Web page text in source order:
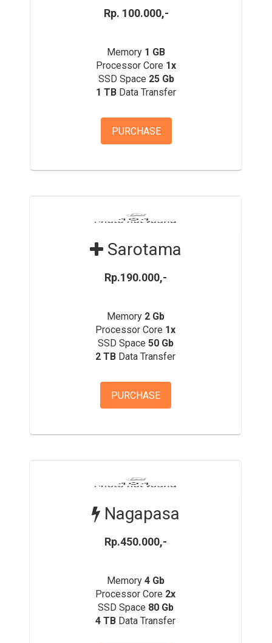
Rp. 100.000,-
Memory 1 GB
Processor Core 1x
SSD Space 25 Gb
1 TB Data Transfer
PURCHASE
Sarotama
Rp.190.000,-
Memory 2 Gb
Processor Core 1x
SSD Space 50 Gb
2 TB Data Transfer
PURCHASE
Nagapasa
Rp.450.000,-
Memory 4 Gb
Processor Core 2x
SSD Space 80 Gb
4 TB Data Transfer